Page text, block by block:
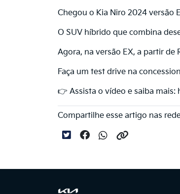
Chegou o Kia Niro 2024 versão
O SUV híbrido que combina
Agora, na versão EX, a partir de
Faça um test drive na
👉 Assista o vídeo e saiba
Compartilhe esse artigo nas